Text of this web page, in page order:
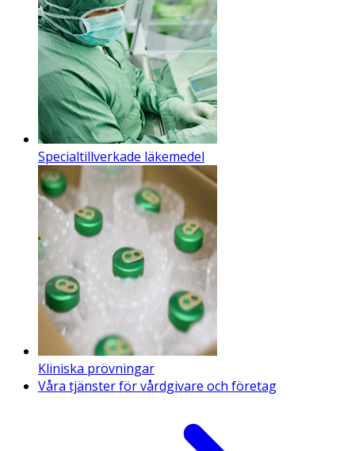
Specialtillverkade läkemedel
Kliniska prövningar
Våra tjänster för vårdgivare och företag